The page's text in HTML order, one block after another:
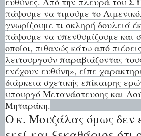
πάψουμε να τιμούμε το
γνωρίζουμε τι σκληρή δουλειά
πάψουμε να υπενθυμίζουμε και
οποίοι, πιθανώς κάτω από
λειτουργούν παραβιάζοντας
ενέχουν ευθύνη», είπε
διάρκεια σχετικής επίκαιρης
υπουργό Μετανάστευσης και
Μηταράκη.
Ο κ. Μουζάλας όμως δεν